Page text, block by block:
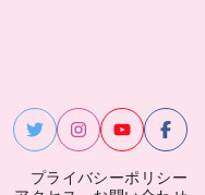
プライバシーポリシー